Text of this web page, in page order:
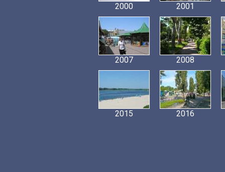
2000 2001
2007 2008
2015 2016